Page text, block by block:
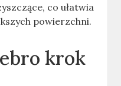
co ułatwia
powierzchni.
krok